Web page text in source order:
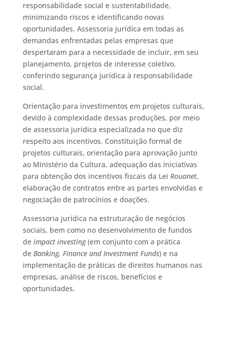
responsabilidade social e sustentabilidade,
minimizando riscos e identificando novas
oportunidades. Assessoria jurídica em todas as
demandas enfrentadas pelas empresas que
despertaram para a necessidade de incluir, em seu
planejamento, projetos de interesse coletivo,
conferindo segurança jurídica à responsabilidade
social.
Orientação para investimentos em projetos culturais,
devido à complexidade dessas produções, por meio
de assessoria jurídica especializada no que diz
respeito aos incentivos. Constituição formal de
projetos culturais, orientação para aprovação junto
ao Ministério da Cultura, adequação das iniciativas
para obtenção dos incentivos fiscais da Lei Rouanet,
elaboração de contratos entre as partes envolvidas e
negociação de patrocínios e doações.
Assessoria jurídica na estruturação de negócios
sociais, bem como no desenvolvimento de fundos
de impact investing(em conjunto com a prática
de Banking, Finance and Investment Funds) e na
implementação de práticas de direitos humanos nas
empresas, análise de riscos, benefícios e
oportunidades.